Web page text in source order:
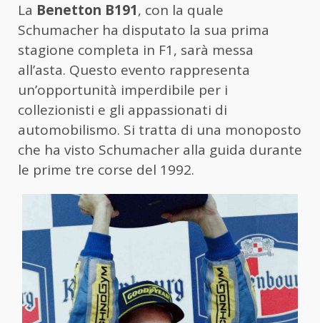
La Benetton B191, con la quale
Schumacher ha disputato la sua prima
stagione completa in F1, sarà messa
all’asta. Questo evento rappresenta
un’opportunità imperdibile per i
collezionisti e gli appassionati di
automobilismo. Si tratta di una monoposto
che ha visto Schumacher alla guida durante
le prime tre corse del 1992.